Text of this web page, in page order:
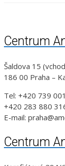
Centrum
Šaldova 15
186 00 Praha –
Tel: +420 739
+420 283 880
E-mail:
Centrum